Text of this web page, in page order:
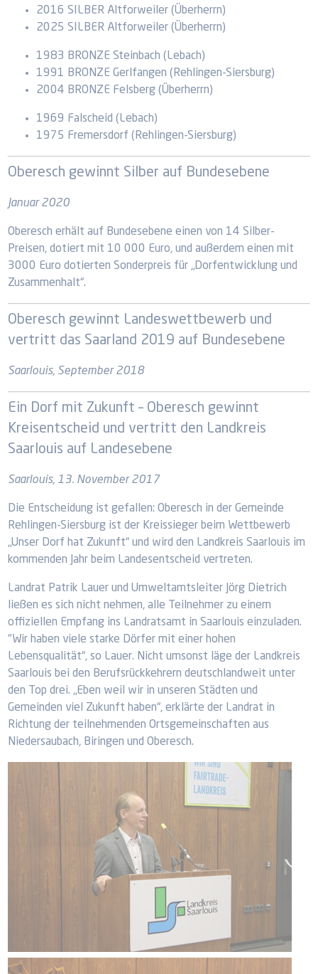
2016 SILBER Altforweiler (Überherrn)
2025 SILBER Altforweiler (Überherrn)
1983 BRONZE Steinbach (Lebach)
1991 BRONZE Gerlfangen (Rehlingen-Siersburg)
2004 BRONZE Felsberg (Überherrn)
1969 Falscheid (Lebach)
1975 Fremersdorf (Rehlingen-Siersburg)
Oberesch gewinnt Silber auf Bundesebene
Januar 2020
Oberesch erhält auf Bundesebene einen von 14 Silber-
Preisen, dotiert mit 10 000 Euro, und außerdem einen mit
3000 Euro dotierten Sonderpreis für „Dorfentwicklung und
Zusammenhalt“.
Oberesch gewinnt Landeswettbewerb und
vertritt das Saarland 2019 auf Bundesebene
Saarlouis, September 2018
Ein Dorf mit Zukunft – Oberesch gewinnt
Kreisentscheid und vertritt den Landkreis
Saarlouis auf Landesebene
Saarlouis, 13. November 2017
Die Entscheidung ist gefallen: Oberesch in der Gemeinde
Rehlingen-Siersburg ist der Kreissieger beim Wettbewerb
„Unser Dorf hat Zukunft“ und wird den Landkreis Saarlouis im
kommenden Jahr beim Landesentscheid vertreten.
Landrat Patrik Lauer und Umweltamtsleiter Jörg Dietrich
ließen es sich nicht nehmen, alle Teilnehmer zu einem
offiziellen Empfang ins Landratsamt in Saarlouis einzuladen.
"Wir haben viele starke Dörfer mit einer hohen
Lebensqualität“, so Lauer. Nicht umsonst läge der Landkreis
Saarlouis bei den Berufsrückkehrern deutschlandweit unter
den Top drei. „Eben weil wir in unseren Städten und
Gemeinden viel Zukunft haben“, erklärte der Landrat in
Richtung der teilnehmenden Ortsgemeinschaften aus
Niedersaubach, Biringen und Oberesch.